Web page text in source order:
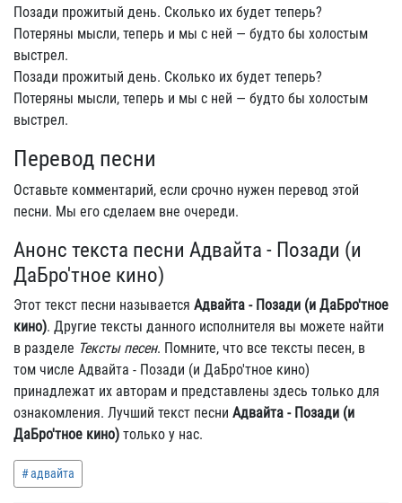
Позади прожитый день. Сколько их будет теперь?
Потеряны мысли, теперь и мы с ней — будто бы холостым
выстрел.
Позади прожитый день. Сколько их будет теперь?
Потеряны мысли, теперь и мы с ней — будто бы холостым
выстрел.
Перевод песни
Оставьте комментарий, если срочно нужен перевод этой
песни. Мы его сделаем вне очереди.
Анонс текста песни Адвайта - Позади (и
ДаБро'тное кино)
Этот текст песни называется Адвайта - Позади (и ДаБро'тное
кино). Другие тексты данного исполнителя вы можете найти
в разделе Тексты песен. Помните, что все тексты песен, в
том числе Адвайта - Позади (и ДаБро'тное кино)
принадлежат их авторам и представлены здесь только для
ознакомления. Лучший текст песни Адвайта - Позади (и
ДаБро'тное кино) только у нас.
адвайта